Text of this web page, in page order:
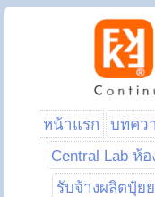
หน้าแรก บทคว
Central Lab ห้
รับจ้างผลิตปุ๋ย